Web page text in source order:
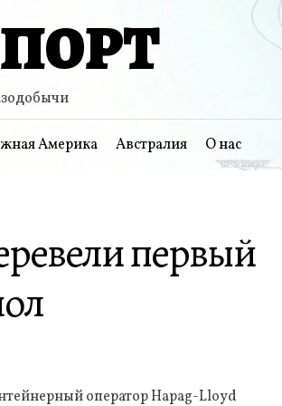
Америка Австралия О нас
первый
оператор Hapag-Lloyd